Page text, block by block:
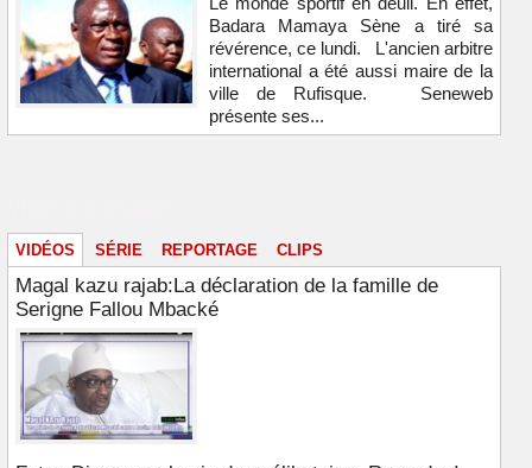
Badara Mamaya Sène a tiré sa
révérence, ce lundi. L'ancien arbitre
international a été aussi maire de la
ville de Rufisque. Seneweb
présente ses...
VIDÉOS SÉRIE REPORTAGE CLIPS
Magal kazu rajab:La déclaration de la famille de
Serigne Fallou Mbacké